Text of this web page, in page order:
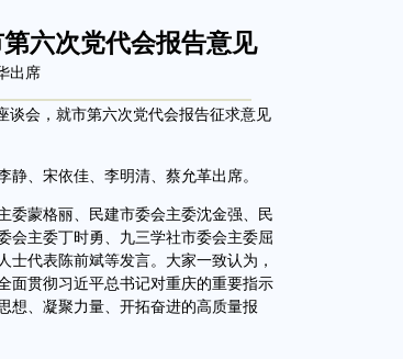
六次党代会报告意见
出席
会，就市第六次党代会报告征求意见
、宋依佳、李明清、蔡允革出席。
蒙格丽、民建市委会主委沈金强、民
会主委丁时勇、九三学社市委会主委屈
代表陈前斌等发言。大家一致认为，
面贯彻习近平总书记对重庆的重要指示
想、凝聚力量、开拓奋进的高质量报